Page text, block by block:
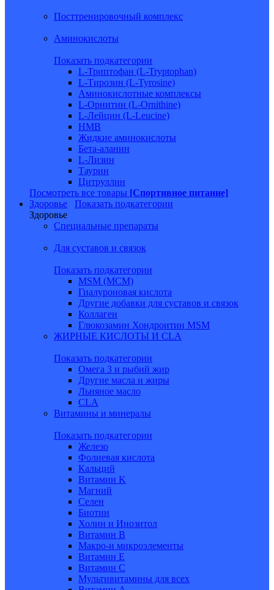
Посттренировочный комплекс
Аминокислоты
Показать подкатегории
L-Триптофан (L-Tryptophan)
L-Тирозин (L-Tyrosine)
Аминокислотные комплексы
L-Орнитин (L-Ornithine)
L-Лейцин (L-Leucine)
HMB
Жидкие аминокислоты
Бета-аланин
L-Лизин
Таурин
Цитруллин
Посмотреть все товары [Спортивное питание]
Здоровье
Показать подкатегории
Здоровье
Специальные препараты
Для суставов и связок
Показать подкатегории
MSM (МСМ)
Гиалуроновая кислота
Другие добавки для суставов и связок
Коллаген
Глюкозамин Хондроитин MSM
ЖИРНЫЕ КИСЛОТЫ И CLA
Показать подкатегории
Омега 3 и рыбий жир
Другие масла и жиры
Льняное масло
CLA
Витамины и минералы
Показать подкатегории
Железо
Фолиевая кислота
Кальций
Витамин K
Магний
Селен
Биотин
Холин и Инозитол
Витамин B
Макро-и микроэлементы
Витамин Е
Витамин С
Мультивитамины для всех